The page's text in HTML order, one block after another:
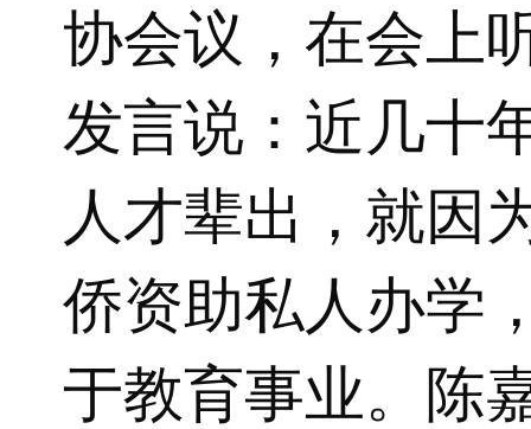
协会议，在会上
发言说：近几十
人才辈出，就因
侨资助私人办学
于教育事业。陈